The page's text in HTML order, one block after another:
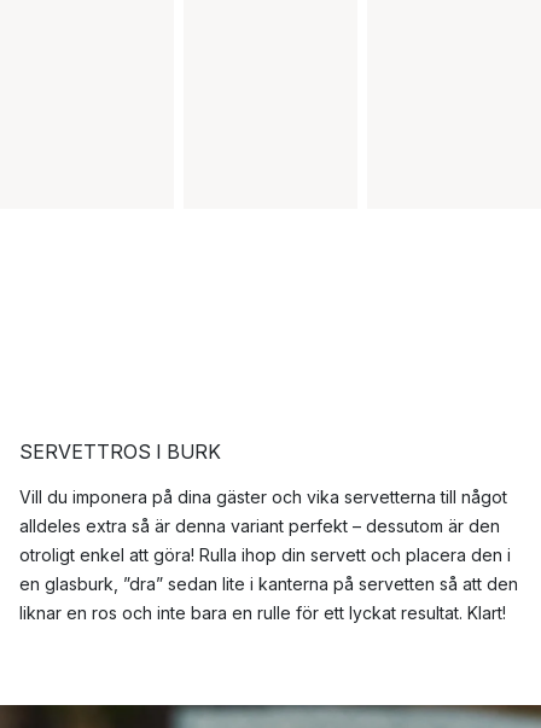
SERVETTROS I BURK
Vill du imponera på dina gäster och vika servetterna till något
alldeles extra så är denna variant perfekt – dessutom är den
otroligt enkel att göra! Rulla ihop din servett och placera den i
en glasburk, ”dra” sedan lite i kanterna på servetten så att den
liknar en ros och inte bara en rulle för ett lyckat resultat. Klart!